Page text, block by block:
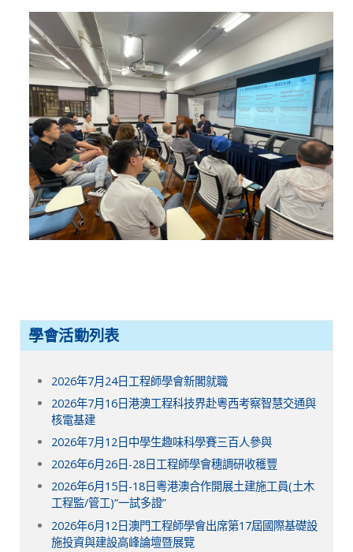
學會活動列表
2026年7月24日工程師學會新閣就職
2026年7月16日港澳工程科技界赴粵西考察智慧交通與
核電基建
2026年7月12日中學生趣味科學賽三百人參與
2026年6月26日-28日工程師學會穗調研收穫豐
2026年6月15日-18日粵港澳合作開展土建施工員(土木
工程監/管工)“一試多證”
2026年6月12日澳門工程師學會出席第17屆國際基礎設
施投資與建設高峰論壇暨展覽